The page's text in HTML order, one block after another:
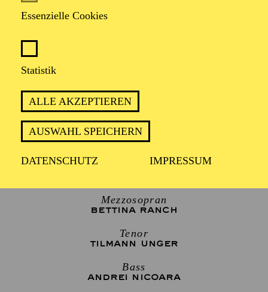
Essenzielle Cookies
Statistik
ALLE AKZEPTIEREN
AUSWAHL SPEICHERN
DATENSCHUTZ IMPRESSUM
1 Stunde 30 Minuten, keine Pause
Sopran
Mezzosopran
BETTINA RANCH
Tenor
TILMANN UNGER
Bass
ANDREI NICOARA